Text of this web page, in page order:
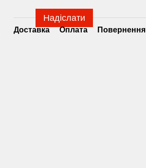
Надіслати
Доставка Оплата Повернення